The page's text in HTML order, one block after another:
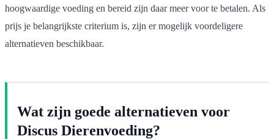
hoogwaardige voeding en bereid zijn daar meer voor te betalen. Als
prijs je belangrijkste criterium is, zijn er mogelijk voordeligere
alternatieven beschikbaar.
Wat zijn goede alternatieven voor
Discus Dierenvoeding?